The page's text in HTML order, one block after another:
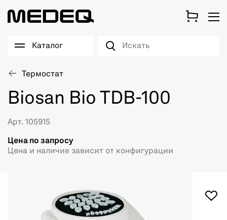
Каталог
Термостат
Biosan Bio TDB-100
Арт. 105915
Цена по запросу
Цена и наличие зависит от конфигурации